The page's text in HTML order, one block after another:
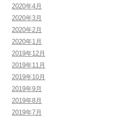
2020年4月
2020年3月
2020年2月
2020年1月
2019年12月
2019年11月
2019年10月
2019年9月
2019年8月
2019年7月